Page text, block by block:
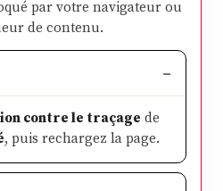
par votre navigateur ou
de contenu.
contre le traçage de
, puis rechargez la page.